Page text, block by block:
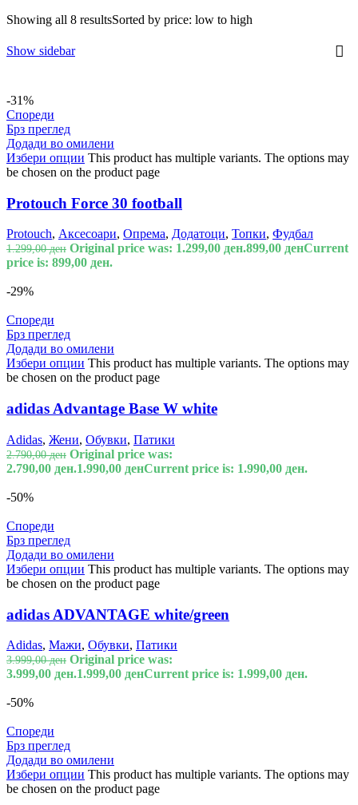
Showing all 8 resultsSorted by price: low to high
Show sidebar
-31%
Спореди
Брз преглед
Додади во омилени
Избери опции This product has multiple variants. The options may
be chosen on the product page
Protouch Force 30 football
Protouch, Аксесоари, Опрема, Додатоци, Топки, Фудбал
1.299,00ден Original price was: 1.299,00 ден.899,00 денCurrent
price is: 899,00 ден.
-29%
Спореди
Брз преглед
Додади во омилени
Избери опции This product has multiple variants. The options may
be chosen on the product page
adidas Advantage Base W white
Adidas, Жени, Обувки, Патики
2.790,00ден Original price was:
2.790,00 ден.1.990,00 денCurrent price is: 1.990,00 ден.
-50%
Спореди
Брз преглед
Додади во омилени
Избери опции This product has multiple variants. The options may
be chosen on the product page
adidas ADVANTAGE white/green
Adidas, Мажи, Обувки, Патики
3.999,00ден Original price was:
3.999,00 ден.1.999,00 денCurrent price is: 1.999,00 ден.
-50%
Спореди
Брз преглед
Додади во омилени
Избери опции This product has multiple variants. The options may
be chosen on the product page